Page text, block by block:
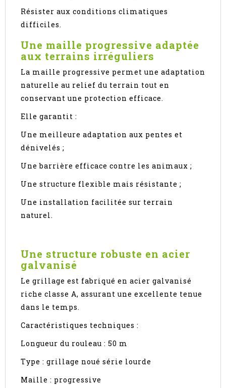
Résister aux conditions climatiques
difficiles.
Une maille progressive adaptée
aux terrains irréguliers
La maille progressive permet une adaptation
naturelle au relief du terrain tout en
conservant une protection efficace.
Elle garantit :
Une meilleure adaptation aux pentes et
dénivelés ;
Une barrière efficace contre les animaux ;
Une structure flexible mais résistante ;
Une installation facilitée sur terrain
naturel.
Une structure robuste en acier
galvanisé
Le grillage est fabriqué en acier galvanisé
riche classe A, assurant une excellente tenue
dans le temps.
Caractéristiques techniques :
Longueur du rouleau : 50 m
Type : grillage noué série lourde
Maille : progressive